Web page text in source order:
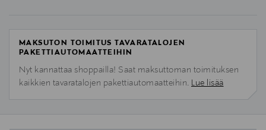
MAKSUTON TOIMITUS TAVARATALOJEN
PAKETTIAUTOMAATTEIHIN
Nyt kannattaa shoppailla! Saat maksuttoman toimituksen
kaikkien tavaratalojen pakettiautomaatteihin. Lue lisää